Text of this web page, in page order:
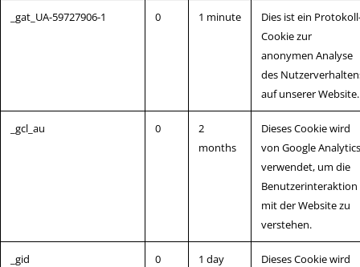
_gat_UA-59727906-1 0 1 minute
Dies ist ein
Cookie zur
anonymen Analyse
des
auf unserer Website.
_gcl_au 0
2
months
Dieses Cookie wird
von Google Analytics
verwendet, um die
Benutzerinteraktion
mit der Website zu
verstehen.
_gid 0 1 day
Dieses Cookie wird